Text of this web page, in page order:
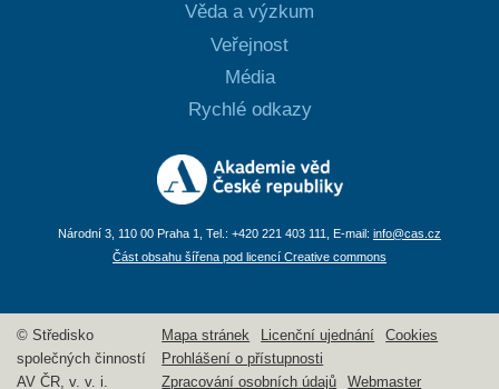
Věda a výzkum
Veřejnost
Média
Rychlé odkazy
Národní 3, 110 00 Praha 1, Tel.: +420 221 403 111, E-mail: info@cas.cz
Část obsahu šířena pod licencí Creative commons
© Středisko
společných činností
AV ČR, v. v. i.
Mapa stránek Licenční ujednání
Cookies
Prohlášení o přístupnosti
Zpracování osobních údajů
Webmaster